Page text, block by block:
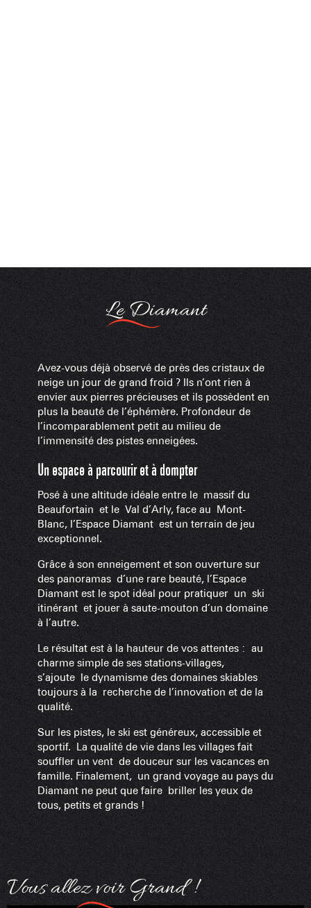
Le Diamant
Avez-vous déjà observé de près des cristaux de
neige un jour de grand froid ? Ils n’ont rien à
envier aux pierres précieuses et ils possèdent en
plus la beauté de l’éphémère. Profondeur de
l’incomparablement petit au milieu de
l’immensité des pistes enneigées.
Un espace à parcourir et à dompter
Posé à une altitude idéale entre le massif du
Beaufortain et le Val d’Arly, face au Mont-
Blanc, l’Espace Diamant est un terrain de jeu
exceptionnel.
Grâce à son enneigement et son ouverture sur
des panoramas d’une rare beauté, l’Espace
Diamant est le spot idéal pour pratiquer un ski
itinérant et jouer à saute-mouton d’un domaine
à l’autre.
Le résultat est à la hauteur de vos attentes : au
charme simple de ses stations-villages,
s’ajoute le dynamisme des domaines skiables
toujours à la recherche de l’innovation et de la
qualité.
Sur les pistes, le ski est généreux, accessible et
sportif. La qualité de vie dans les villages fait
souffler un vent de douceur sur les vacances en
famille. Finalement, un grand voyage au pays du
Diamant ne peut que faire briller les yeux de
tous, petits et grands !
Vous allez voir Grand !